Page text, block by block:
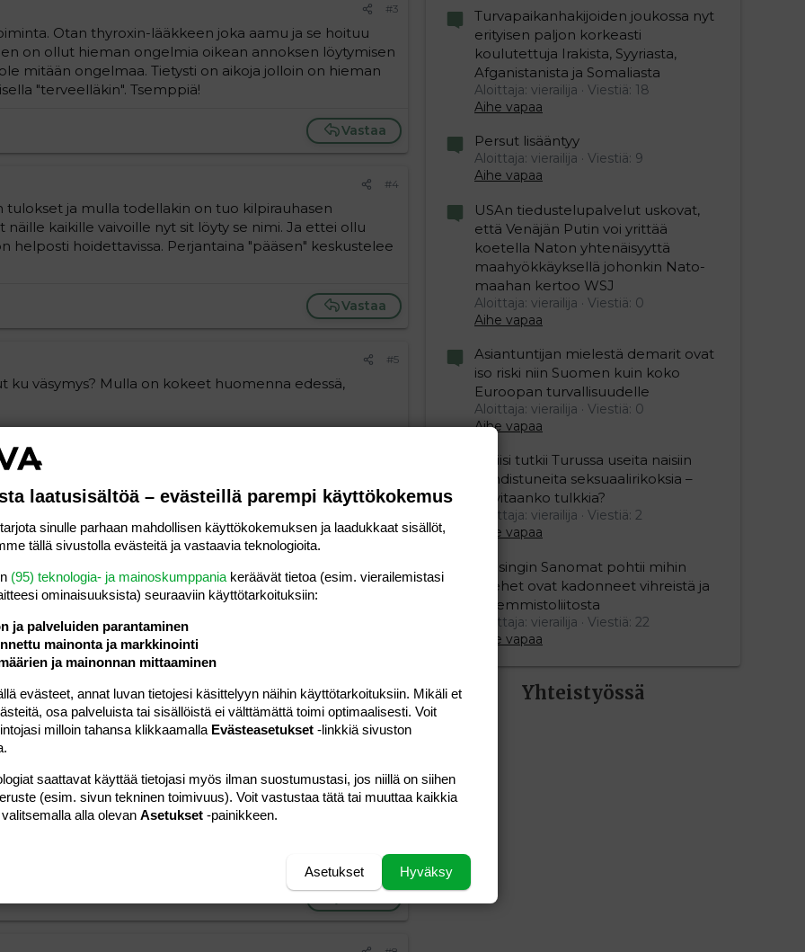
#3
Otan thyroxin-lääkkeen joka aamu ja se hoituu
on ollut hieman ongelmia oikean annoksen löytymisen
mitään ongelmaa. Tietysti on aikoja jolloin on hieman
"terveelläkin". Tsemppiä!
Vastaa
#4
tulokset ja mulla todellakin on tuo kilpirauhasen
kaikille vaivoille nyt sit löyty se nimi. Ja ettei ollu
helposti hoidettavissa. Perjantaina "pääsen" keskustelee
Vastaa
#5
ku väsymys? Mulla on kokeet huomenna edessä,
turvotus varsinki silmissä, paleleminen (ihan ihme
menkkojen vaihtelevuus joka kyllä
nyt mitä tuli äkkiseltään mieleen. Onnea sulle kokeisiin
Vastaa
#7
masennuksesta, palelemisesta ym. ajoittain kärsivä... olen
vajaatoiminta. Kysyn vielä, että mitä kautta
olo miten pian lääkityksen saatuanne? Mulla ei
välillä olo vain todella väsynyt pääasiassa. Töissä tuntuu
kun muiden ihmisten oleminen ja puhuminen
:snotty:
Turvapaikanhakijoiden joukossa nyt
erityisen paljon korkeasti
koulutettuja Irakista, Syyriasta,
Afganistanista ja Somaliasta
Aloittaja: vierailija
Viestiä: 18
Aihe vapaa
Persut lisääntyy
Aloittaja: vierailija
Viestiä: 9
Aihe vapaa
USAn tiedustelupalvelut uskovat,
että Venäjän Putin voi yrittää
koetella Naton yhtenäisyyttä
maahyökkäyksellä johonkin Nato-
maahan kertoo WSJ
Aloittaja: vierailija
Viestiä: 0
Aihe vapaa
Asiantuntijan mielestä demarit ovat
iso riski niin Suomen kuin koko
Euroopan turvallisuudelle
Aloittaja: vierailija
Viestiä: 0
Aihe vapaa
Poliisi tutkii Turussa useita naisiin
kohdistuneita seksuaalirikoksia –
tarvitaanko tulkkia?
Aloittaja: vierailija
Viestiä: 2
Aihe vapaa
Helsingin Sanomat pohtii mihin
miehet ovat kadonneet vihreistä ja
vasemmistoliitosta
Aloittaja: vierailija
Viestiä: 22
Aihe vapaa
Yhteistyössä
laatusisältöä – evästeillä parempi käyttökokemus
sinulle parhaan mahdollisen käyttökokemuksen ja laadukkaat sisällöt,
tällä sivustolla evästeitä ja vastaavia teknologioita.
(95) teknologia- ja mainoskumppania keräävät tietoa (esim. vierailemis­tasi
ominaisuuk­sista) seuraaviin käyttötarkoituksiin:
ja palveluiden parantaminen
mainonta ja markkinointi
ja mainonnan mittaaminen
evästeet, annat luvan tietojesi käsittelyyn näihin käyttötarkoituksiin. Mikäli et
osa palveluista tai sisällöistä ei välttämättä toimi optimaalisesti. Voit
milloin tahansa klikkaamalla Evästeasetukset -linkkiä sivuston
saattavat käyttää tietojasi myös ilman suostumustasi, jos niillä on siihen
(esim. sivun tekninen toimivuus). Voit vastustaa tätä tai muuttaa kaikkia
alla olevan Asetukset -painikkeen.
Hyväksy
Asetukset